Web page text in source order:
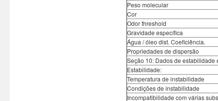
Peso molecular
Cor
Odor threshold
Gravidade específica
Água / óleo dist. Coeficiência.
Propriedades de dispersão
Seção 10: Dados de estabilidade
Estabilidade:
Temperatura de instabilidade
Condições de instabilidade
Incompatibilidade com várias